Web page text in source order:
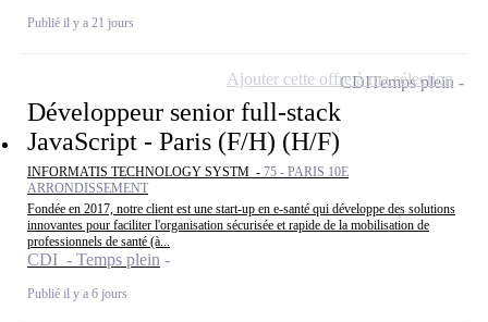
Publié il y a 21 jours
Développeur senior full-stack
JavaScript - Paris (F/H) (H/F)
INFORMATIS TECHNOLOGY SYSTM - 75 - PARIS 10E
ARRONDISSEMENT
Fondée en 2017, notre client est une start-up en e-santé qui développe des solutions
innovantes pour faciliter l'organisation sécurisée et rapide de la mobilisation de
professionnels de santé (à...
CDI - Temps plein
Publié il y a 6 jours
CDITemps plein
Ajouter cette offre à ma sélection